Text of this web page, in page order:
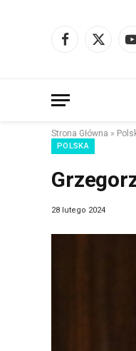
Facebook
X
Strona Główna »
POLSKA
28 lutego 2024